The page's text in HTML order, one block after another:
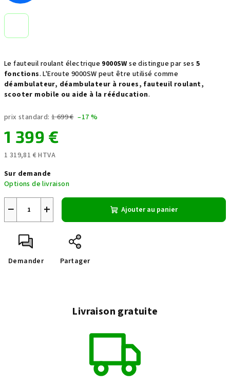
Le fauteuil roulant électrique 9000SWse distingue par ses 5
fonctions. L'Eroute 9000SW peut être utilisé comme
déambulateur, déambulateur à roues, fauteuil roulant,
scooter mobile ou aide à la rééducation.
prix standard: 1 699 € –17 %
1 399 €
1 319,81 € HTVA
de
la
mesure:
Sur demande
Options de livraison
+
− Ajouter au panier
Demander Partager
Livraison gratuite